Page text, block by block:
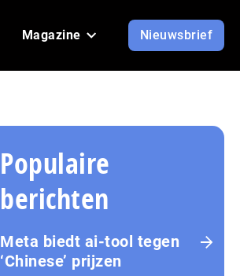
Magazine Nieuwsbrief
Populaire
berichten
Meta biedt ai-tool tegen
‘Chinese’ prijzen